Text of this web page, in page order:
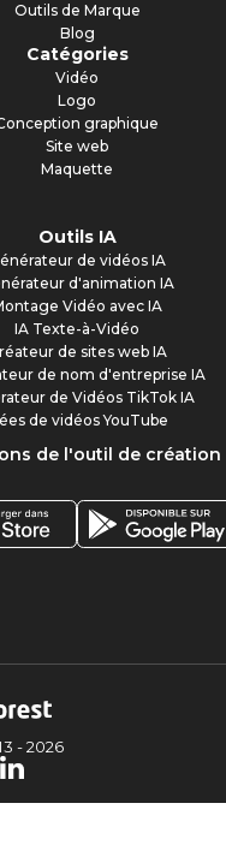
Outils de Marque
Blog
Catégories
Vidéo
Logo
graphique
Site web
Maquette
Outils IA
de vidéos IA
d'animation IA
Vidéo avec IA
IA Texte-à-Vidéo
de sites web IA
de nom d'entreprise IA
de Vidéos TikTok IA
de vidéos YouTube
de l'outil de création
-2026